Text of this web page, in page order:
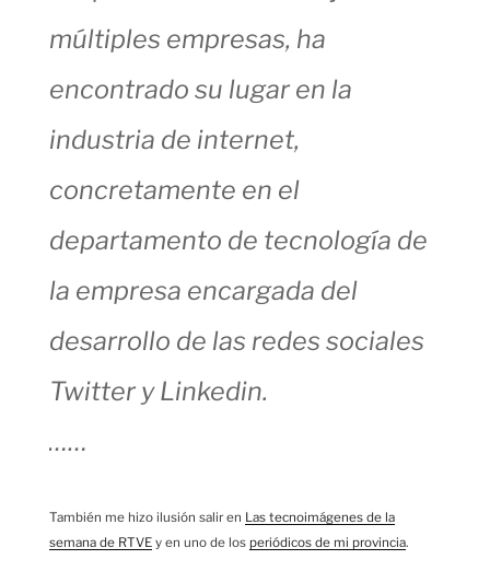
múltiples empresas, ha
encontrado su lugar en la
industria de internet,
concretamente en el
departamento de tecnología de
la empresa encargada del
desarrollo de las redes sociales
Twitter y Linkedin.
……
También me hizo ilusión salir en Las tecnoimágenes de la
semana de RTVE y en uno de los periódicos de mi provincia.